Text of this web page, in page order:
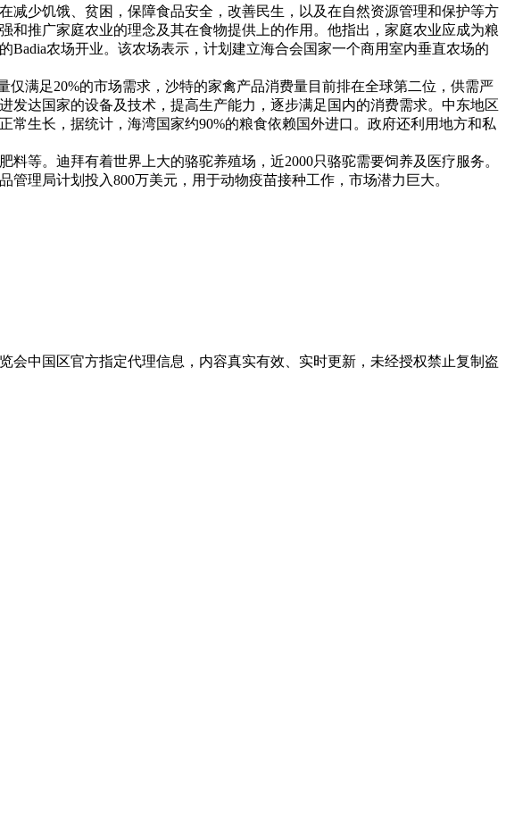
少饥饿、贫困，保障食品安全，改善民生，以及在自然资源管理和保护等方
推广家庭农业的理念及其在食物提供上的作用。他指出，家庭农业应成为粮
农场开业。该农场表示，计划建立海合会国家一个商用室内垂直农场的
满足20%的市场需求，沙特的家禽产品消费量目前排在全球第二位，供需严
达国家的设备及技术，提高生产能力，逐步满足国内的消费需求。中东地区
生长，据统计，海湾国家约90%的粮食依赖国外进口。政府还利用地方和私
等。迪拜有着世界上大的骆驼养殖场，近2000只骆驼需要饲养及医疗服务。
理局计划投入800万美元，用于动物疫苗接种工作，市场潜力巨大。
会中国区官方指定代理信息，内容真实有效、实时更新，未经授权禁止复制盗